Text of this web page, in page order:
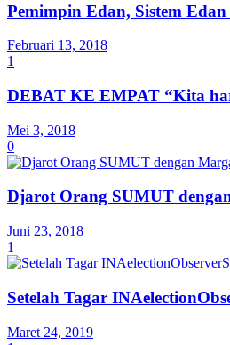
Pemimpin Edan, Sistem
Februari 13, 2018
1
DEBAT KE EMPAT “Kita
Mei 3, 2018
0
Djarot Orang SUMUT
Juni 23, 2018
1
Setelah Tagar
Maret 24, 2019